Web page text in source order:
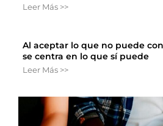
Leer Más >>
Al aceptar lo que no puede
se centra en lo que sí puede
Leer Más >>